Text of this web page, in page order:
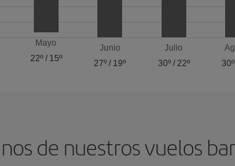
Mayo
22º/ 15º
Junio
27º / 19º
Julio
30º/ 22º
30º
de nuestros vuelos